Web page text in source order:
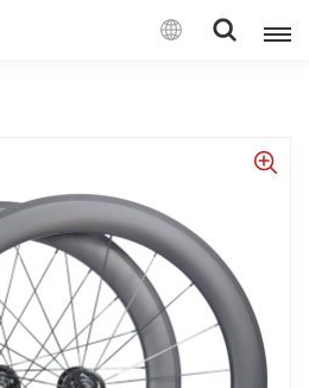
Español
Français
Deutsch
Español
Italiano